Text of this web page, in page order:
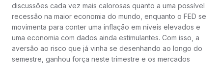
discussões cada vez mais calorosas quanto a uma possível
recessão na maior economia do mundo, enquanto o FED se
movimenta para conter uma inflação em níveis elevados e
uma economia com dados ainda estimulantes. Com isso, a
aversão ao risco que já vinha se desenhando ao longo do
semestre, ganhou força neste trimestre e os mercados